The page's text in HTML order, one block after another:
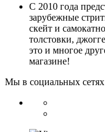
С 2010 года
зарубежные
скейт и
толстовки,
это и многое
магазине!
Мы в социальных сетях